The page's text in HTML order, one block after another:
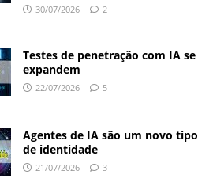
30/07/2026 2
Testes de penetração com IA se
expandem
22/07/2026 5
Agentes de IA são um novo tipo
de identidade
21/07/2026 3